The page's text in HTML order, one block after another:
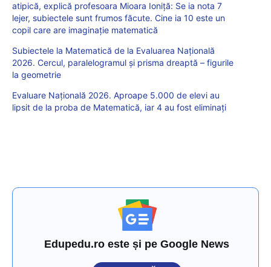
atipică, explică profesoara Mioara Ioniță: Se ia nota 7
lejer, subiectele sunt frumos făcute. Cine ia 10 este un
copil care are imaginație matematică
Subiectele la Matematică de la Evaluarea Națională
2026. Cercul, paralelogramul și prisma dreaptă – figurile
la geometrie
Evaluare Națională 2026. Aproape 5.000 de elevi au
lipsit de la proba de Matematică, iar 4 au fost eliminați
Edupedu.ro este și pe Google News